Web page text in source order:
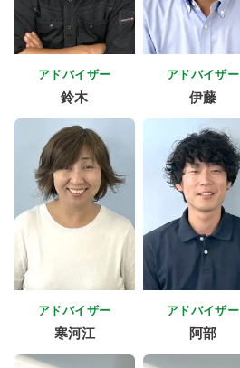
アドバイザー
鈴木
アドバイザー
伊藤
アドバイザー
寒河江
アドバイザー
阿部